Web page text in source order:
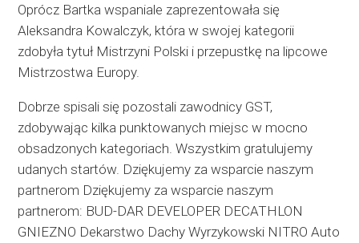
Oprócz Bartka wspaniale zaprezentowała się
Aleksandra Kowalczyk, która w swojej kategorii
zdobyła tytuł Mistrzyni Polski i przepustkę na lipcowe
Mistrzostwa Europy.
Dobrze spisali się pozostali zawodnicy GST,
zdobywając kilka punktowanych miejsc w mocno
obsadzonych kategoriach. Wszystkim gratulujemy
udanych startów. Dziękujemy za wsparcie naszym
partnerom Dziękujemy za wsparcie naszym
partnerom: BUD-DAR DEVELOPER DECATHLON
GNIEZNO Dekarstwo Dachy Wyrzykowski NITRO Auto